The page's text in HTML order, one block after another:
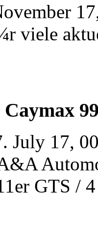
viele
July 17,
GTS /